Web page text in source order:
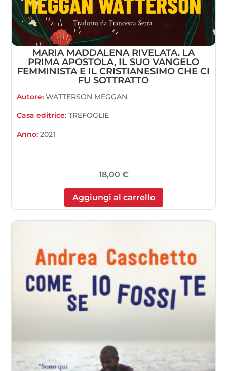
MARIA MADDALENA RIVELATA. LA
PRIMA APOSTOLA, IL SUO VANGELO
FEMMINISTA E IL CRISTIANESIMO CHE CI
FU SOTTRATTO
Autore:WATTERSON MEGGAN
Casa editrice:TREFOGLIE
Anno:2021
18,00 €
Aggiungi al carrello